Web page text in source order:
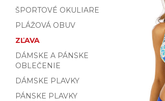
ŠPORTOVÉ OKULIARE
PLÁŽOVÁ OBUV
ZĽAVA
DÁMSKE A PÁNSKE
OBLEČENIE
DÁMSKE PLAVKY
PÁNSKE PLAVKY